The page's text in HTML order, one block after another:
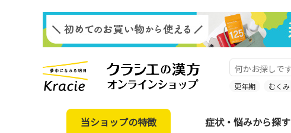
更年期 むくみ
当ショップの特徴 症状・悩みから探す